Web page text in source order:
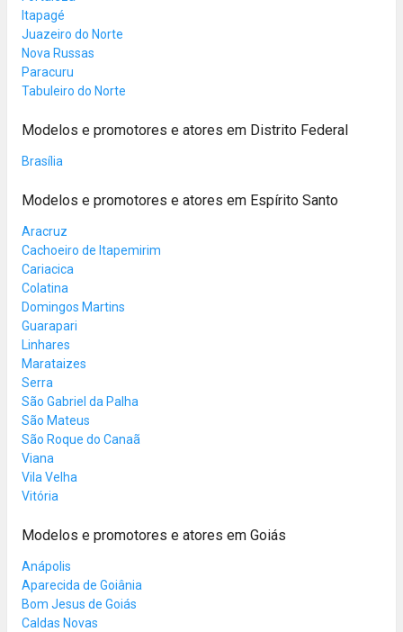
Itapagé
Juazeiro do Norte
Nova Russas
Paracuru
Tabuleiro do Norte
Modelos e promotores e atores em Distrito Federal
Brasília
Modelos e promotores e atores em Espírito Santo
Aracruz
Cachoeiro de Itapemirim
Cariacica
Colatina
Domingos Martins
Guarapari
Linhares
Marataizes
Serra
São Gabriel da Palha
São Mateus
São Roque do Canaã
Viana
Vila Velha
Vitória
Modelos e promotores e atores em Goiás
Anápolis
Aparecida de Goiânia
Bom Jesus de Goiás
Caldas Novas